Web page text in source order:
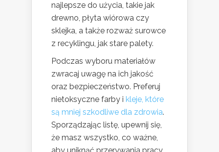
najlepsze do użycia, takie jak
drewno, płyta wiórowa czy
sklejka, a także rozważ surowce
z recyklingu, jak stare palety.
Podczas wyboru materiałów
zwracaj uwagę na ich jakość
oraz bezpieczeństwo. Preferuj
nietoksyczne farby i kleje, które
są mniej szkodliwe dla zdrowia.
Sporządzając listę, upewnij się,
że masz wszystko, co ważne,